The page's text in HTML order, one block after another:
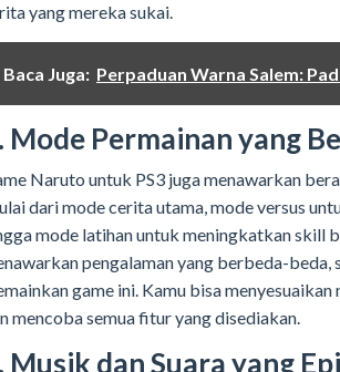
yang mereka sukai.
Baca Juga: Perpaduan Warna Salem:
Mode Permainan yang
Naruto untuk PS3 juga menawarkan
dari mode cerita utama, mode versus
mode latihan untuk meningkatkan skill
pengalaman yang berbeda-
game ini. Kamu bisa
mencoba semua fitur yang disediakan.
Musik dan Suara yang